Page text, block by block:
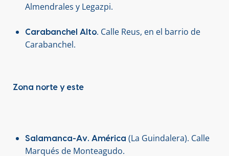
Almendrales y Legazpi.
Carabanchel Alto. Calle Reus, en el barrio de
Carabanchel.
Zona norte y este
Salamanca-Av. América (La Guindalera). Calle
Marqués de Monteagudo.